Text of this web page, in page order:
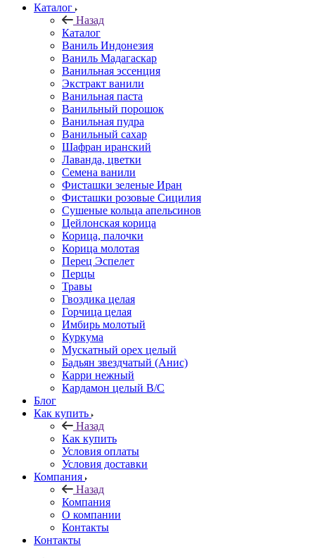
Каталог
Назад
Каталог
Ваниль Индонезия
Ваниль Мадагаскар
Ванильная эссенция
Экстракт ванили
Ванильная паста
Ванильный порошок
Ванильная пудра
Ванильный сахар
Шафран иранский
Лаванда, цветки
Семена ванили
Фисташки зеленые Иран
Фисташки розовые Сицилия
Сушеные кольца апельсинов
Цейлонская корица
Корица, палочки
Корица молотая
Перец Эспелет
Перцы
Травы
Гвоздика целая
Горчица целая
Имбирь молотый
Куркума
Мускатный орех целый
Бадьян звездчатый (Анис)
Карри нежный
Кардамон целый В/С
Блог
Как купить
Назад
Как купить
Условия оплаты
Условия доставки
Компания
Назад
Компания
О компании
Контакты
Контакты